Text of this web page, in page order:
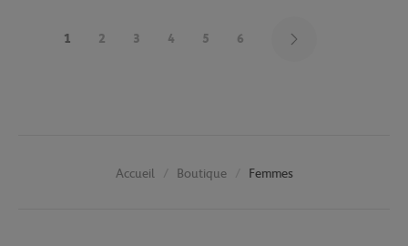
1 2 3 4 5 6
Accueil Boutique Femmes